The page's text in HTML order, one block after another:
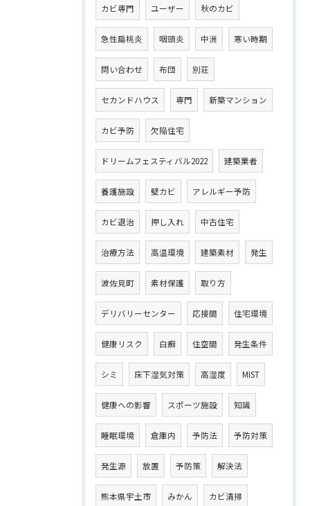
カビ専門 ユーザー 秋のカビ
急性扁桃炎 咽頭炎 中洲 寒い時期
問い合わせ 布団 別荘
セカンドハウス 専門 新築マンション
カビ予防 欠陥住宅
ドリームフェスティバル2022 建築業者
養護施設 壁カビ アレルギー予防
カビ退治 押し入れ 中古住宅
治療方法 高温環境 建築素材 発生
波佐見町 素材保護 取り方
デリバリーセンター 応接間 住宅環境
健康リスク 白癬 住空間 発生条件
シミ 床下湿気対策 高湿度 MIST
健康への影響 スポーツ施設 知識
睡眠環境 倉庫内 予防法 予防対策
発生源 放置 予防策 解決法
熊本県宇土市 みかん カビ清掃